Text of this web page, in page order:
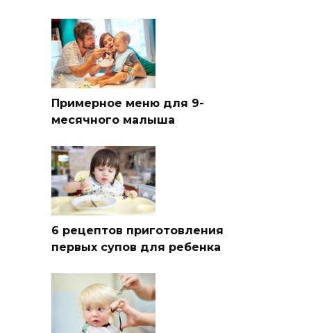
Примерное меню для 9-
месячного малыша
6 рецептов приготовления
первых супов для ребенка